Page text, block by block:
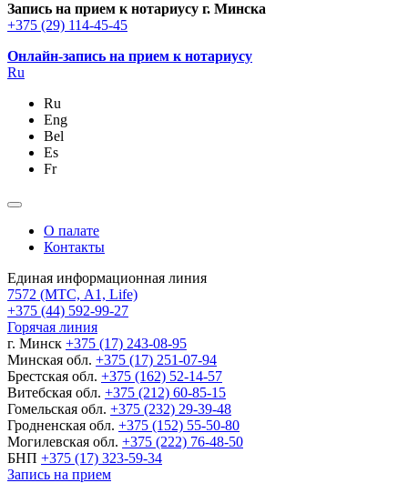
Запись на прием к нотариусу г. Минска
+375 (29) 114-45-45
Онлайн-запись на прием к нотариусу
Ru
Ru
Eng
Bel
Es
Fr
О палате
Контакты
Единая информационная линия
7572 (МТС, A1, Life)
+375 (44) 592-99-27
Горячая линия
г. Минск +375 (17) 243-08-95
Минская обл. +375 (17) 251-07-94
Брестская обл. +375 (162) 52-14-57
Витебская обл. +375 (212) 60-85-15
Гомельская обл. +375 (232) 29-39-48
Гродненская обл. +375 (152) 55-50-80
Могилевская обл. +375 (222) 76-48-50
БНП +375 (17) 323-59-34
Запись на прием